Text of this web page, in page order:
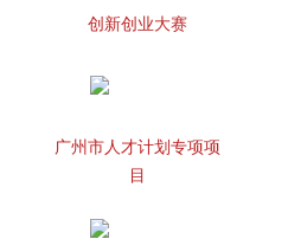
创新创业大赛
广州市人才计划专项项
目